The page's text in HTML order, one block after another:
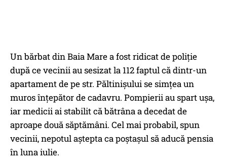
Un bărbat din Baia Mare a fost ridicat de poliție
după ce vecinii au sesizat la 112 faptul că dintr-un
apartament de pe str. Păltinișului se simțea un
muros înțepător de cadavru. Pompierii au spart ușa,
iar medicii ai stabilit că bătrâna a decedat de
aproape două săptămâni. Cel mai probabil, spun
vecinii, nepotul aștepta ca poștașul să aducă pensia
în luna iulie.